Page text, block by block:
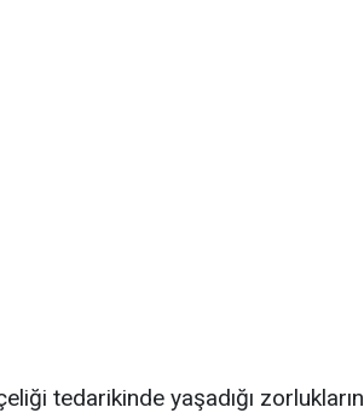
tedarikinde yaşadığı zorlukların